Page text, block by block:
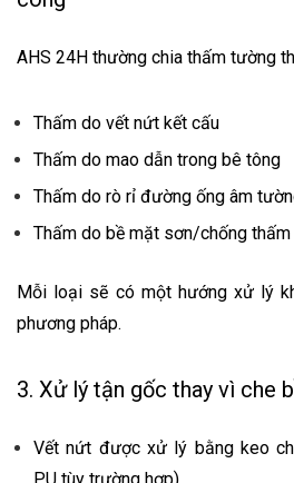
AHS 24H thường chia thấm tường
Thấm do vết nứt kết cấu
Thấm do mao dẫn trong bê tông
Thấm do rò rỉ đường ống âm
Thấm do bề mặt sơn/chống
Mỗi loại sẽ có một hướng xử lý
phương pháp.
3. Xử lý tận gốc thay vì che
Vết nứt được xử lý bằng keo